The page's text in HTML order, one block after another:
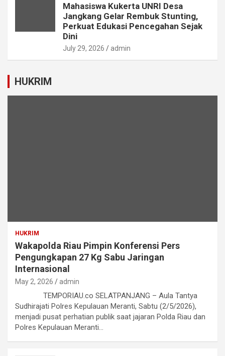
Mahasiswa Kukerta UNRI Desa
Jangkang Gelar Rembuk Stunting,
Perkuat Edukasi Pencegahan Sejak
Dini
July 29, 2026 admin
HUKRIM
HUKRIM
Wakapolda Riau Pimpin Konferensi Pers
Pengungkapan 27 Kg Sabu Jaringan
Internasional
May 2, 2026 admin
TEMPORIAU.co SELATPANJANG – Aula Tantya
Sudhirajati Polres Kepulauan Meranti, Sabtu (2/5/2026),
menjadi pusat perhatian publik saat jajaran Polda Riau dan
Polres Kepulauan Meranti…